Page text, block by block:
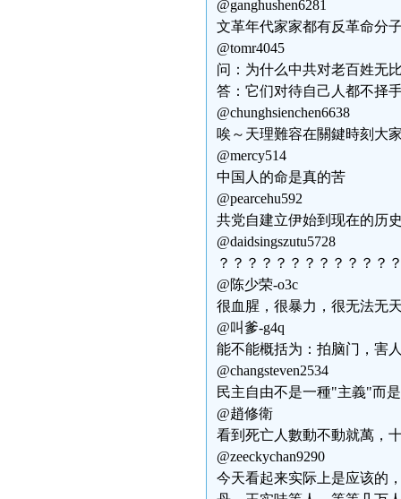
@ganghushen6281
文革年代家家都有反革命分
@tomr4045
问：为什么中共对老百姓无
答：它们对待自己人都不择
@chunghsienchen6638
唉～天理難容在關鍵時刻大
@mercy514
中国人的命是真的苦
@pearcehu592
共党自建立伊始到现在的历
@daidsingszutu5728
？？？？？？？？？？？？
@陈少荣-o3c
很血腥，很暴力，很无法无
@叫爹-g4q
能不能概括为：拍脑门，害
@changsteven2534
民主自由不是一種"主義"而
@趙修衛
看到死亡人數動不動就萬，
@zeeckychan9290
今天看起来实际上是应该的